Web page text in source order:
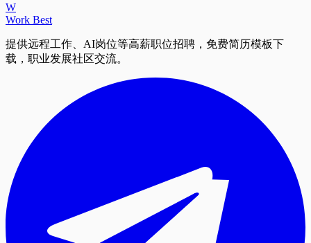
W
Work Best
提供远程工作、AI岗位等高薪职位招聘，免费简历模板下
载，职业发展社区交流。